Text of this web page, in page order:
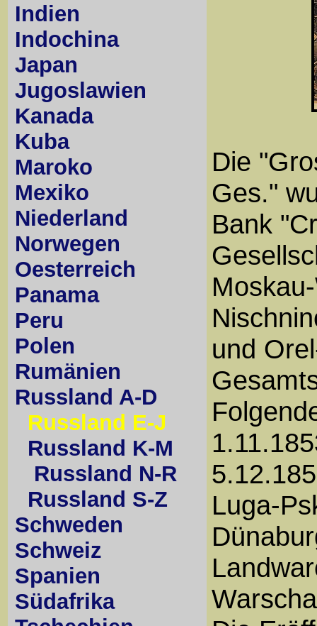
Indien
Indochina
Japan
Jugoslawien
Kanada
Kuba
Maroko
Mexiko
Niederland
Norwegen
Oesterreich
Panama
Peru
Polen
Rumänien
Russland A-D
Russland E-J
Russland K-M
Russland N-R
Russland S-Z
Schweden
Schweiz
Spanien
Südafrika
Die
Ges."
Bank
und
Luga-